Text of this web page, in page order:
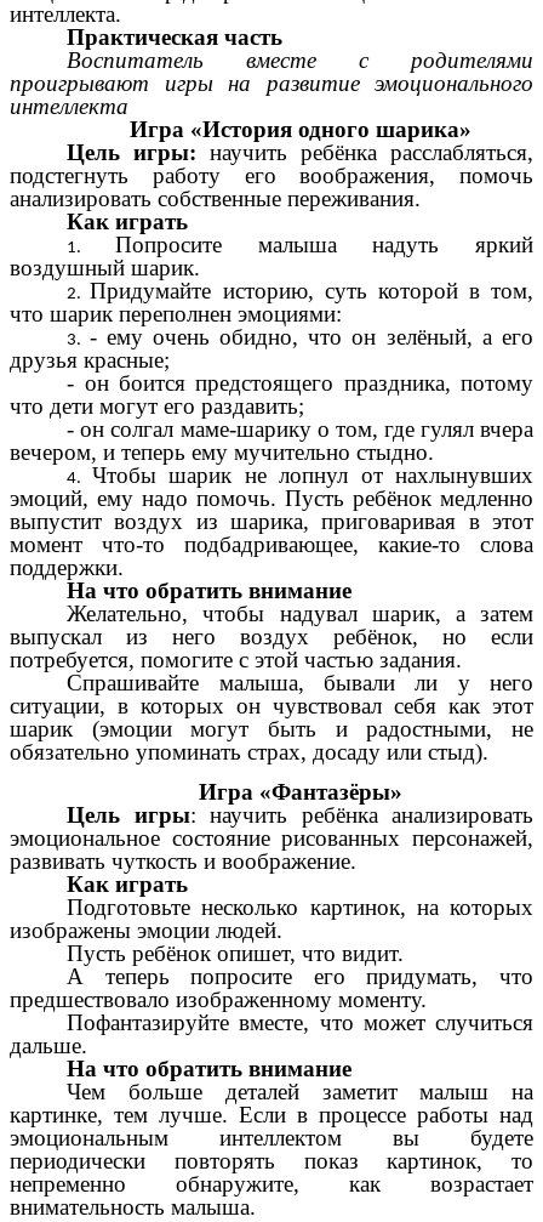
интеллекта.
Практическая часть
Воспитатель вместе с родителями
проигрывают игры на развитие эмоционального
интеллекта
Игра «История одного шарика»
Цель игры: научить ребёнка расслабляться,
подстегнуть работу его воображения, помочь
анализировать собственные переживания.
Как играть
Попросите малыша надуть яркий
воздушный шарик.
Придумайте историю, суть которой в том,
что шарик переполнен эмоциями:
- ему очень обидно, что он зелёный, а его
друзья красные;
- он боится предстоящего праздника, потому
что дети могут его раздавить;
- он солгал маме-шарику о том, где гулял вчера
вечером, и теперь ему мучительно стыдно.
Чтобы шарик не лопнул от нахлынувших
эмоций, ему надо помочь. Пусть ребёнок медленно
выпустит воздух из шарика, приговаривая в этот
момент что-то подбадривающее, какие-то слова
поддержки.
На что обратить внимание
Желательно, чтобы надувал шарик, а затем
выпускал из него воздух ребёнок, но если
потребуется, помогите с этой частью задания.
Спрашивайте малыша, бывали ли у него
ситуации, в которых он чувствовал себя как этот
шарик (эмоции могут быть и радостными, не
обязательно упоминать страх, досаду или стыд).
Игра «Фантазёры»
Цель игры: научить ребёнка анализировать
эмоциональное состояние рисованных персонажей,
развивать чуткость и воображение.
Как играть
Подготовьте несколько картинок, на которых
изображены эмоции людей.
Пусть ребёнок опишет, что видит.
А теперь попросите его придумать, что
предшествовало изображенному моменту.
Пофантазируйте вместе, что может случиться
дальше.
На что обратить внимание
Чем больше деталей заметит малыш на
картинке, тем лучше. Если в процессе работы над
эмоциональным интеллектом вы будете
периодически повторять показ картинок, то
непременно обнаружите, как возрастает
внимательность малыша.